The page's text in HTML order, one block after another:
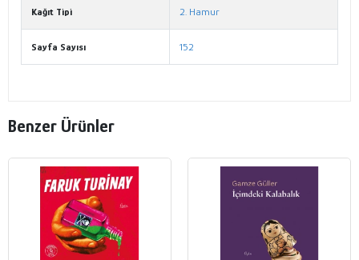
Kağıt Tipi 2. Hamur
Sayfa Sayısı 152
Benzer Ürünler